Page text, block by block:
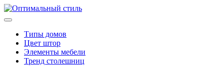
Типы домов
Цвет штор
Элементы мебели
Тренд столешниц